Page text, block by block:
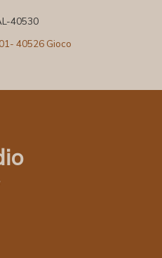
40530
40526 Gioco